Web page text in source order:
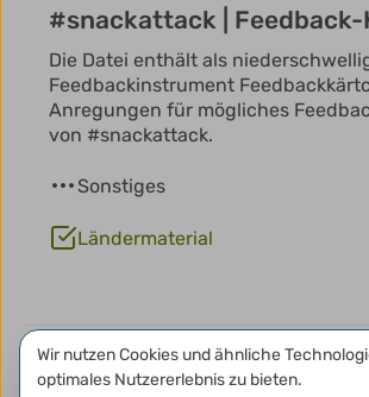
#snackattack |
Die Datei enthält als
Feedbackinstrument
Anregungen für mögliches
von #snackattack.
Sonstiges
Ländermaterial
Datenschutzeinstellungen
Wir nutzen Cookies und ähnliche
optimales Nutzererlebnis zu bieten.